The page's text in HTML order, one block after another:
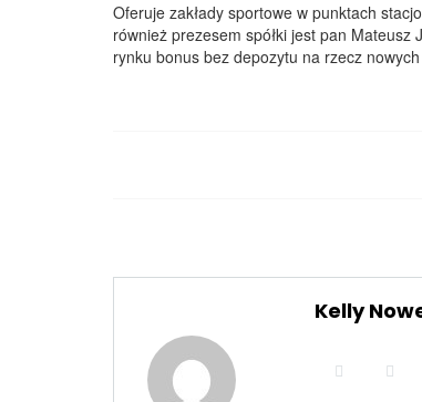
Oferuje zakłady sportowe w punktach
również prezesem spółki jest pan
rynku bonus bez depozytu na rzecz
Kelly